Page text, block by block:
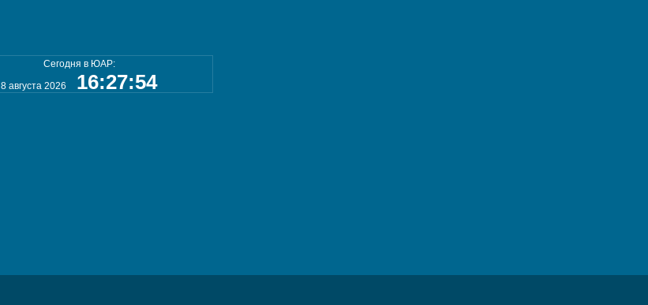
Сегодня в ЮАР:
8 августа 2026
16:27:55